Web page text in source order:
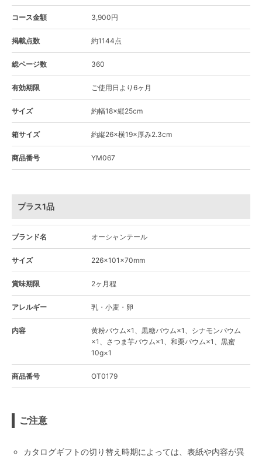
コース金額 3,900円
掲載点数 約1144点
総ページ数 360
有効期限 ご使用日より6ヶ月
サイズ 約幅18×縦25cm
箱サイズ 約縦26×横19×厚み2.3cm
商品番号 YM067
プラス1品
ブランド名 オーシャンテール
サイズ 226×101×70mm
賞味期限 2ヶ月程
アレルギー 乳・小麦・卵
内容
黄粉バウム×1、黒糖バウム×1、シナモンバウム
×1、さつま芋バウム×1、和栗バウム×1、黒蜜
10g×1
商品番号 OT0179
ご注意
カタログギフトの切り替え時期によっては、表紙や内容が異